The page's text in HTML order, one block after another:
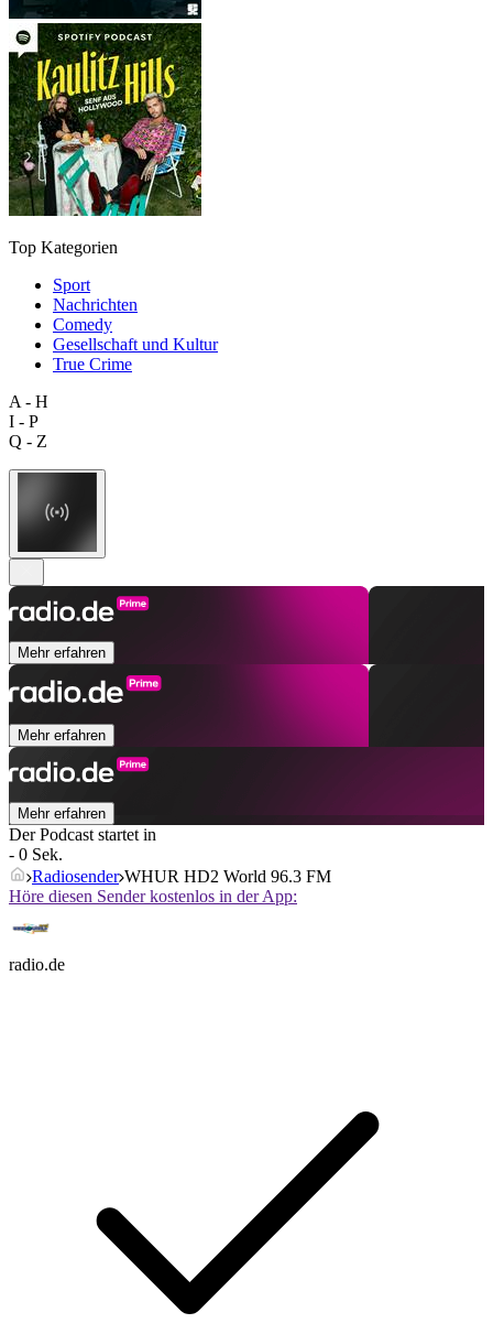
Top Kategorien
Sport
Nachrichten
Comedy
Gesellschaft und Kultur
True Crime
A - H
I - P
Q - Z
Mehr erfahren
Mehr erfahren
Mehr erfahren
Der Podcast startet in
- 0 Sek.
Radiosender WHUR HD2 World 96.3 FM
Höre diesen Sender kostenlos in der App:
radio.de